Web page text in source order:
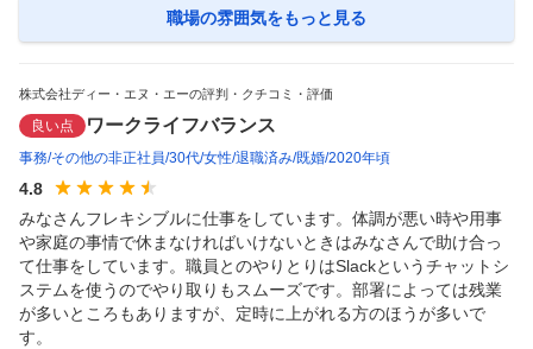
職場の雰囲気をもっと見る
株式会社ディー・エヌ・エーの評判・クチコミ・評価
良い点 ワークライフバランス
事務 その他の非正社員 30代 女性 退職済み 既婚 2020年頃
4.8
みなさんフレキシブルに仕事をしています。体調が悪い時や用事
や家庭の事情で休まなければいけないときはみなさんで助け合っ
て仕事をしています。職員とのやりとりはSlackというチャットシ
ステムを使うのでやり取りもスムーズです。部署によっては残業
が多いところもありますが、定時に上がれる方のほうが多いで
す。